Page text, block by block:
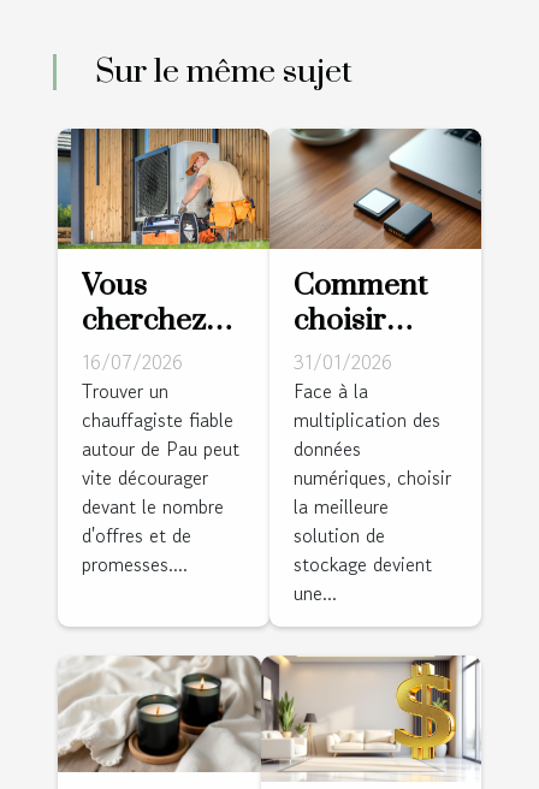
Sur le même sujet
Vous
cherchez
un
chauffagiste
à Pau ?
Cette
équipe
locale
installe
pompe à
chaleur sur
mesure !
16/07/2026
Trouver un
chauffagiste fiable
autour de Pau peut
vite décourager
devant le nombre
d'offres et de
promesses....
Comment
choisir
entre carte
mémoire
SD et
disque dur
pour
sécuriser
vos
données ?
31/01/2026
Face à la
multiplication des
données
numériques, choisir
la meilleure
solution de
stockage devient
une...